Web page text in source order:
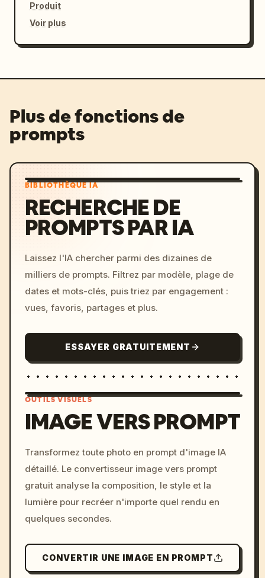
Produit
Voir plus
Plus de fonctions de
prompts
BIBLIOTHÈQUE IA
RECHERCHE DE
PROMPTS PAR IA
Laissez l'IA chercher parmi des dizaines de
milliers de prompts. Filtrez par modèle, plage de
dates et mots-clés, puis triez par engagement :
vues, favoris, partages et plus.
ESSAYER GRATUITEMENT
c, cyberpunk sunset, neon
colors, 8k --v 6.0
OUTILS VISUELS
IMAGE VERS PROMPT
Transformez toute photo en prompt d'image IA
détaillé. Le convertisseur image vers prompt
gratuit analyse la composition, le style et la
lumière pour recréer n'importe quel rendu en
quelques secondes.
CONVERTIR UNE IMAGE EN PROMPT